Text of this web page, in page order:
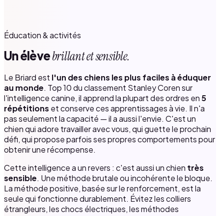
Éducation & activités
Un élèvebrillant et sensible.
Le Briard est l'un des chiens les plus faciles à éduquer
au monde. Top 10 du classement Stanley Coren sur
l'intelligence canine, il apprend la plupart des ordres en 5
répétitions et conserve ces apprentissages à vie. Il n'a
pas seulement la capacité — il a aussi l'envie. C'est un
chien qui adore travailler avec vous, qui guette le prochain
défi, qui propose parfois ses propres comportements pour
obtenir une récompense.
Cette intelligence a un revers : c'est aussi un chien très
sensible. Une méthode brutale ou incohérente le bloque.
La méthode positive, basée sur le renforcement, est la
seule qui fonctionne durablement. Évitez les colliers
étrangleurs, les chocs électriques, les méthodes